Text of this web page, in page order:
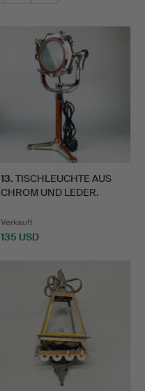
13. TISCHLEUCHTE AUS
CHROM UND LEDER.
Verkauft
135 USD